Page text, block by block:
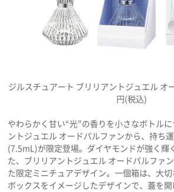
ジルスチュアート ブリリアントジュエル オ
円(税込)
やわらかく甘い“光”の香りを小さなボトル
ントジュエル オードパルファンから、持ち
(7.5mL)が限定登場。ダイヤモンドが強く輝
た、ブリリアントジュエル オードパルファ
た限定ミニチュアデザイン。一個箱は、大
ボックスをイメージしたデザインで、蓋を